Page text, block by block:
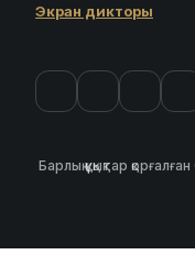
Экран дикторы
Барлық құқықтар